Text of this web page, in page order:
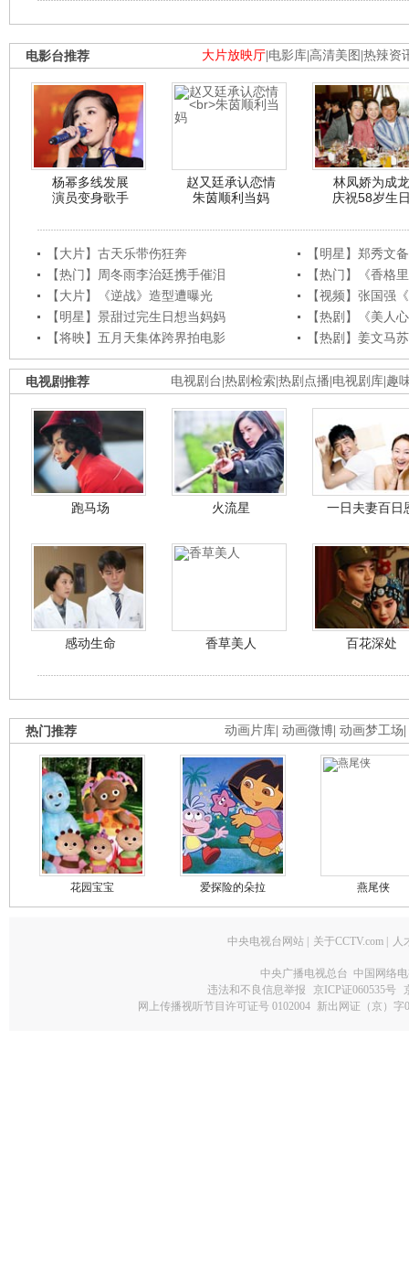
大片放映厅 电影库 高清美图 热辣资
电影台推荐
杨幂多线发展
演员变身歌手
赵又廷承认恋情
朱茵顺利当妈
林凤娇为成龙
庆祝58岁生
【大片】古天乐带伤狂奔
【明星】郑秀文
【热门】周冬雨李治廷携手催泪
【热门】《香格
【大片】《逆战》造型遭曝光
【视频】张国强
【明星】景甜过完生日想当妈妈
【热剧】《美人
【将映】五月天集体跨界拍电影
【热剧】姜文马
电视剧台 热剧检索 热剧点播 电视剧库 趣
电视剧推荐
跑马场 火流星 一日夫妻百日
感动生命 香草美人 百花深处
动画片库 动画微博 动画梦工场
热门推荐
花园宝宝 爱探险的朵拉 燕尾侠
中央电视台网站 关于CCTV.com 人
中央广播电视总台 中国网络
违法和不良信息举报
京ICP证060535号
网上传播视听节目许可证号 0102004 新出网证（京）